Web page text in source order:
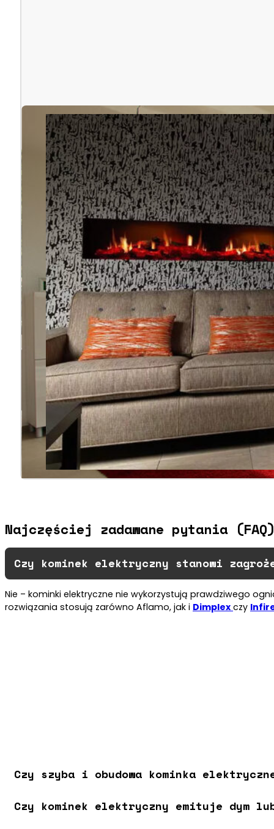
Najczęściej zadawane pytania
Czy kominek elektryczny stanowi
Nie – kominki elektryczne nie wykorzystują prawdziwego
rozwiązania stosują zarówno Aflamo, jak i Dimplex czy
Czy szyba i obudowa kominka
Czy kominek elektryczny emituje dym